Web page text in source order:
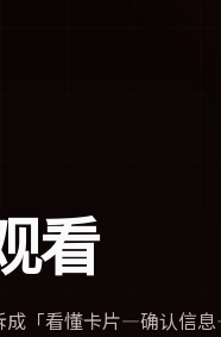
看
成「看懂卡片—确认信